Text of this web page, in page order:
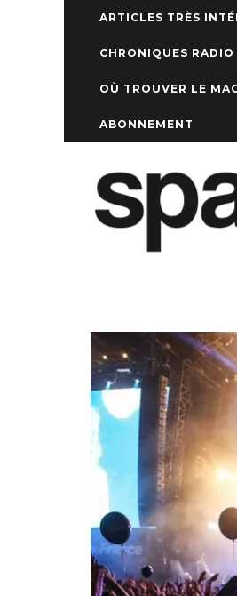
ARTICLES TRÈS
CHRONIQUES RADIO
OÙ TROUVER LE
ABONNEMENT